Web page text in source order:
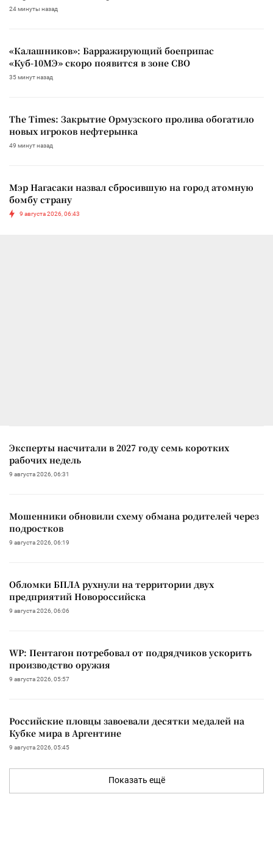
24 минуты назад
«Калашников»: Барражирующий боеприпас
«Куб-10МЭ» скоро появится в зоне СВО
35 минут назад
The Times: Закрытие Ормузского пролива обогатило
новых игроков нефтерынка
49 минут назад
Мэр Нагасаки назвал сбросившую на город атомную
бомбу страну
9 августа 2026, 06:43
Эксперты насчитали в 2027 году семь коротких
рабочих недель
9 августа 2026, 06:31
Мошенники обновили схему обмана родителей через
подростков
9 августа 2026, 06:19
Обломки БПЛА рухнули на территории двух
предприятий Новороссийска
9 августа 2026, 06:06
WP: Пентагон потребовал от подрядчиков ускорить
производство оружия
9 августа 2026, 05:57
Российские пловцы завоевали десятки медалей на
Кубке мира в Аргентине
9 августа 2026, 05:45
Показать ещё